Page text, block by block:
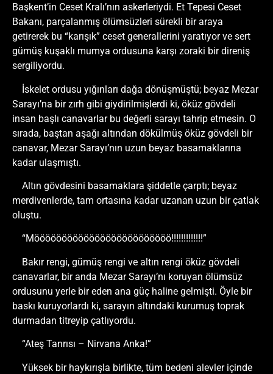
Başkent’in Ceset Kralı’nın askerleriydi. Et Tepesi Ceset
Bakanı, parçalanmış ölümsüzleri sürekli bir araya
getirerek bu “karışık” ceset generallerini yaratıyor ve sert
gümüş kuşaklı mumya ordusuna karşı zoraki bir direniş
sergiliyordu.
İskelet ordusu yığınları dağa dönüşmüştü; beyaz Mezar
Sarayı’na bir zırh gibi giydirilmişlerdi ki, öküz gövdeli
insan başlı canavarlar bu değerli sarayı tahrip etmesin. O
sırada, baştan aşağı altından dökülmüş öküz gövdeli bir
canavar, Mezar Sarayı’nın uzun beyaz basamaklarına
kadar ulaşmıştı.
Altın gövdesini basamaklara şiddetle çarptı; beyaz
merdivenlerde, tam ortasına kadar uzanan uzun bir çatlak
oluştu.
“Mööööööööööööööööööööööööö!!!!!!!!!!!!!”
Bakır rengi, gümüş rengi ve altın rengi öküz gövdeli
canavarlar, bir anda Mezar Sarayı’nı koruyan ölümsüz
ordusunu yerle bir eden ana güç haline gelmişti. Öyle bir
baskı kuruyorlardı ki, sarayın altındaki kurumuş toprak
durmadan titreyip çatlıyordu.
“Ateş Tanrısı – Nirvana Anka!”
Yüksek bir haykırışla birlikte, tüm bedeni alevler içinde